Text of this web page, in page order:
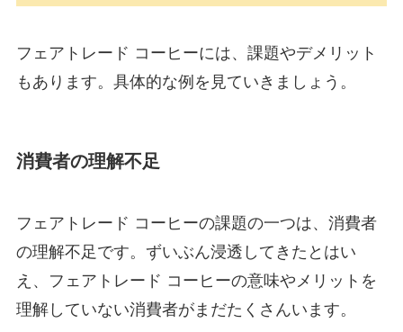
フェアトレード コーヒーには、課題やデメリット
もあります。具体的な例を見ていきましょう。
消費者の理解不足
フェアトレード コーヒーの課題の一つは、消費者
の理解不足です。ずいぶん浸透してきたとはい
え、フェアトレード コーヒーの意味やメリットを
理解していない消費者がまだたくさんいます。